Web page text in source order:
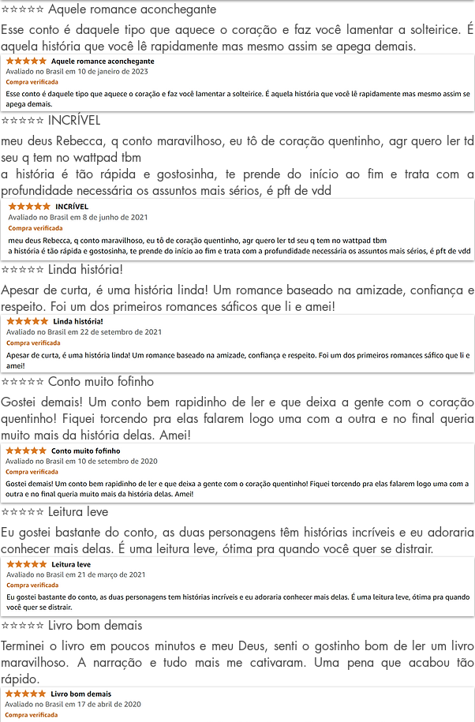
⭐⭐⭐⭐⭐ Aquele romance aconchegante
Esse conto é daquele tipo que aquece o coração e faz você lamentar a solteirice. É
aquela história que você lê rapidamente mas mesmo assim se apega demais.
⭐⭐⭐⭐⭐ INCRÍVEL
meu deus Rebecca, q conto maravilhoso, eu tô de coração quentinho, agr quero ler td
seu q tem no wattpad tbm
a história é tão rápida e gostosinha, te prende do início ao fim e trata com a
profundidade necessária os assuntos mais sérios, é pft de vdd
⭐⭐⭐⭐⭐ Linda história!
Apesar de curta, é uma história linda! Um romance baseado na amizade, confiança e
respeito. Foi um dos primeiros romances sáficos que li e amei!
⭐⭐⭐⭐⭐ Conto muito fofinho
Gostei demais! Um conto bem rapidinho de ler e que deixa a gente com o coração
quentinho! Fiquei torcendo pra elas falarem logo uma com a outra e no final queria
muito mais da história delas. Amei!
⭐⭐⭐⭐⭐ Leitura leve
Eu gostei bastante do conto, as duas personagens têm histórias incríveis e eu adoraria
conhecer mais delas. É uma leitura leve, ótima pra quando você quer se distrair.
⭐⭐⭐⭐⭐ Livro bom demais
Terminei o livro em poucos minutos e meu Deus, senti o gostinho bom de ler um livro
maravilhoso. A narração e tudo mais me cativaram. Uma pena que acabou tão
rápido.